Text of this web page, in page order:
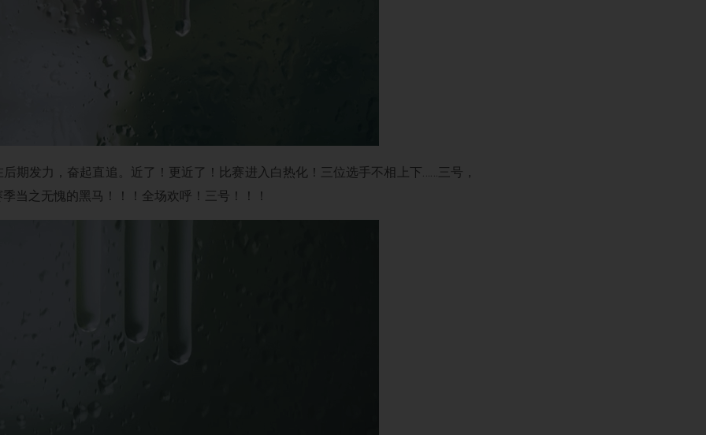
期发力，奋起直追。近了！更近了！比赛进入白热化！三位选手不相上下……三号，
当之无愧的黑马！！！全场欢呼！三号！！！